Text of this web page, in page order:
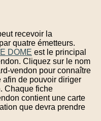
recevoir la
quatre émetteurs.
DOME est le principal
Cliquez sur le nom
vendon pour connaître
de pouvoir diriger
Chaque fiche
contient une carte
que devra prendre